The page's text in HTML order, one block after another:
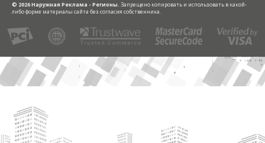
© 2026 Наружная Реклама - Регионы. Запрещено копировать и использовать в какой-
либо форме материалы сайта без согласия собственника.